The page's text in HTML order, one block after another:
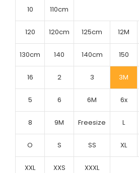
10 110cm
120 120cm 125cm 12M
130cm 140 140cm 150
16 2 3 3M
5 6 6M 6x
8 9M Freesize L
O S SS XL
XXL XXS XXXL